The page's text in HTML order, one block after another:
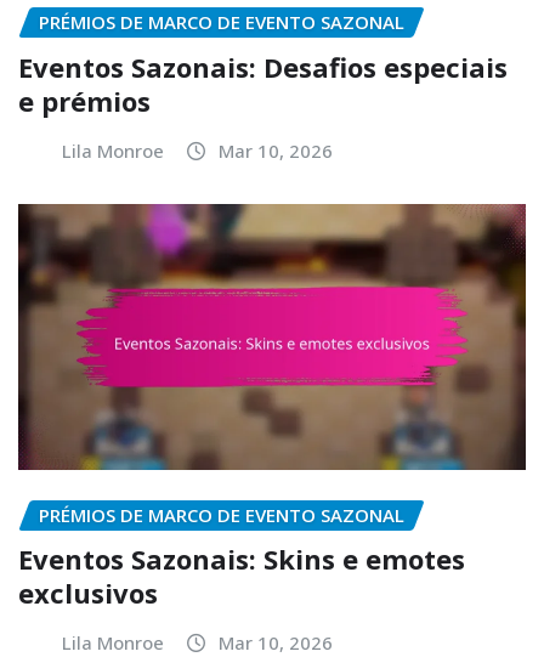
PRÉMIOS DE MARCO DE EVENTO SAZONAL
Eventos Sazonais: Desafios especiais
e prémios
Lila Monroe Mar 10, 2026
PRÉMIOS DE MARCO DE EVENTO SAZONAL
Eventos Sazonais: Skins e emotes
exclusivos
Lila Monroe Mar 10, 2026